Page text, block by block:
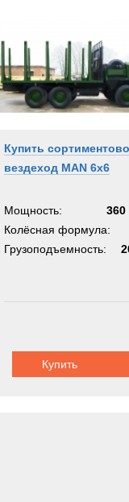
Купить
вездеход MAN 6x6
Мощность:
360
Колёсная формула:
Грузоподъемность:
Купить